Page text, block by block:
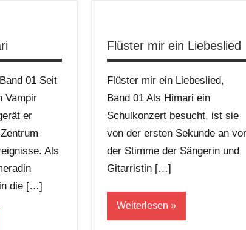
01 Seit
Vampir
er
Als
die […]
Flüster mir ein Liebeslied
Flüster mir ein Liebeslied,
Band 01 Als Himari ein
Schulkonzert besucht, ist sie
von der ersten Sekunde an
der Stimme der Sängerin und
Gitarristin […]
Weiterlesen